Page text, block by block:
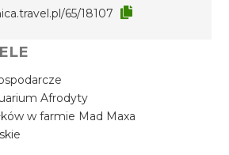
65/18107
Afrodyty
w farmie Mad Maxa